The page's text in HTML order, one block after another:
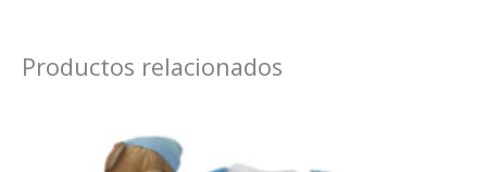
Productos relacionados